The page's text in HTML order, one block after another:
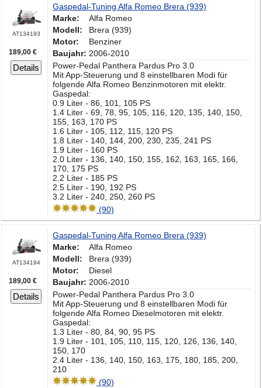
AT134193
189,00 €
Details
Gaspedal-Tuning Alfa Romeo Brera (939)
Marke:
Alfa Romeo
Modell:
Brera (939)
Motor:
Benziner
Baujahr: 2006-2010
Power-Pedal Panthera Pardus Pro 3.0
Mit App-Steuerung und 8 einstellbaren Modi für
folgende Alfa Romeo Benzinmotoren mit elektr.
Gaspedal:
0.9 Liter - 86, 101, 105 PS
1.4 Liter - 69, 78, 95, 105, 116, 120, 135, 140, 150,
155, 163, 170 PS
1.6 Liter - 105, 112, 115, 120 PS
1.8 Liter - 140, 144, 200, 230, 235, 241 PS
1.9 Liter - 160 PS
2.0 Liter - 136, 140, 150, 155, 162, 163, 165, 166,
170, 175 PS
2.2 Liter - 185 PS
2.5 Liter - 190, 192 PS
3.2 Liter - 240, 250, 260 PS
(90)
AT134194
189,00 €
Details
Gaspedal-Tuning Alfa Romeo Brera (939)
Marke:
Alfa Romeo
Modell:
Brera (939)
Motor:
Diesel
Baujahr: 2006-2010
Power-Pedal Panthera Pardus Pro 3.0
Mit App-Steuerung und 8 einstellbaren Modi für
folgende Alfa Romeo Dieselmotoren mit elektr.
Gaspedal:
1.3 Liter - 80, 84, 90, 95 PS
1.9 Liter - 101, 105, 110, 115, 120, 126, 136, 140,
150, 170
2.4 Liter - 136, 140, 150, 163, 175, 180, 185, 200,
210
(90)